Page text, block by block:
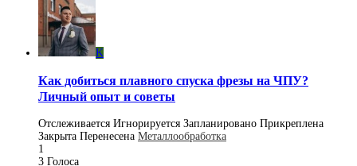
K
Как добиться плавного спуска фрезы на ЧПУ?
Личный опыт и советы
Отслеживается Игнорируется Запланировано Прикреплена
Закрыта Перенесена Металлообработка
1
3 Голоса